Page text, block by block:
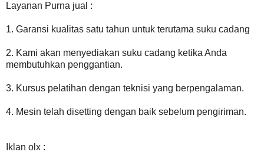
Layanan Purna jual :
1. Garansi kualitas satu tahun untuk terutama suku cadang
2. Kami akan menyediakan suku cadang ketika Anda
membutuhkan penggantian.
3. Kursus pelatihan dengan teknisi yang berpengalaman.
4. Mesin telah disetting dengan baik sebelum pengiriman.
Iklan olx :